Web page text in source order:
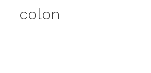
colon